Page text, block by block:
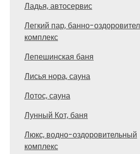
Ладья, автосервис
Легкий пар, банно-
комплекс
Лепешинская баня
Лисья нора, сауна
Лотос, сауна
Лунный Кот, баня
Люкс, водно-оздоровительный
комплекс